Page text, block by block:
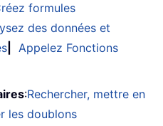
formules
des données et
Appelez Fonctions
:Rechercher, mettre en
les doublons